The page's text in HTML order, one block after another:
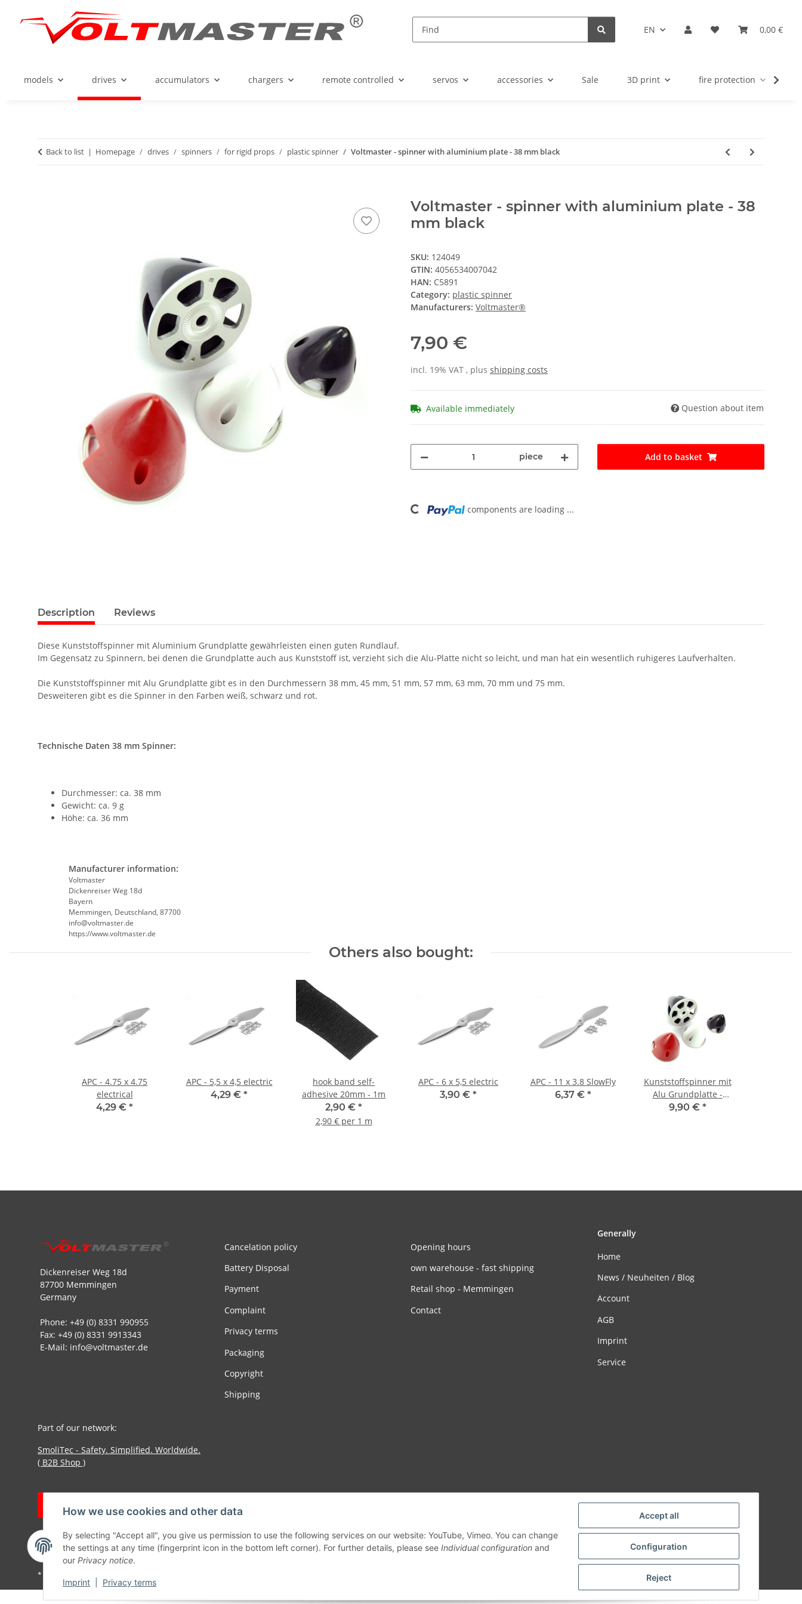
Accept all
Configuration
Reject
How we use cookies and other data
By selecting "Accept all", you give us permission to use the following services on our website: YouTube, Vimeo. You can change
the settings at any time (fingerprint icon in the bottom left corner). For further details, please see Individual configuration and
our Privacy notice.
Imprint Privacy terms
EN 0,00 €
models drives accumulators chargers remote controlled servos accessories Sale 3D print fire protection
Back to list Homepage drives spinners for rigid props plastic spinner Voltmaster - spinner with aluminium plate - 38 mm black
Voltmaster - spinner with aluminium plate - 38
mm black
SKU: 124049
GTIN: 4056534007042
HAN: C5891
Category: plastic spinner
Manufacturers: Voltmaster®
7,90 €
incl. 19% VAT , plus shipping costs
Available immediately Question about item
piece Add to basket
Loading... components are loading ...
Description Reviews
Diese Kunststoffspinner mit Aluminium Grundplatte gewährleisten einen guten Rundlauf.
Im Gegensatz zu Spinnern, bei denen die Grundplatte auch aus Kunststoff ist, verzieht sich die Alu-Platte nicht so leicht, und man hat ein wesentlich ruhigeres Laufverhalten.
Die Kunststoffspinner mit Alu Grundplatte gibt es in den Durchmessern 38 mm, 45 mm, 51 mm, 57 mm, 63 mm, 70 mm und 75 mm.
Desweiteren gibt es die Spinner in den Farben weiß, schwarz und rot.
Technische Daten 38 mm Spinner:
Durchmesser: ca. 38 mm
Gewicht: ca. 9 g
Höhe: ca. 36 mm
Manufacturer information:
Voltmaster
Dickenreiser Weg 18d
Bayern
Memmingen, Deutschland, 87700
info@voltmaster.de
https://www.voltmaster.de
Others also bought:
APC - 4.75 x 4.75
electrical
4,29 € *
APC - 5,5 x 4,5 electric
4,29 € *
hook band self-
adhesive 20mm - 1m
2,90 € *
2,90 € per 1 m
APC - 6 x 5,5 electric
3,90 € *
APC - 11 x 3.8 SlowFly
6,37 € *
Kunststoffspinner mit
Alu Grundplatte -
45mm schwarz
9,90 € *
Dickenreiser Weg 18d
87700 Memmingen
Germany
Phone: +49 (0) 8331 990955
Fax: +49 (0) 8331 9913343
E-Mail: info@voltmaster.de
Cancelation policy
Battery Disposal
Payment
Complaint
Privacy terms
Packaging
Copyright
Shipping
Opening hours
own warehouse - fast shipping
Retail shop - Memmingen
Contact
Generally
Home
News / Neuheiten / Blog
Account
AGB
Imprint
Service
Part of our network:
SmoliTec - Safety. Simplified. Worldwide.
( B2B Shop )
Withdraw contract
* All prices incl. VAT, plus